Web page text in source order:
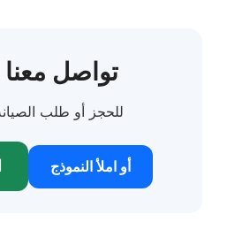
📞 تواصل
للحجز أو طلب
أو املأ النموذج